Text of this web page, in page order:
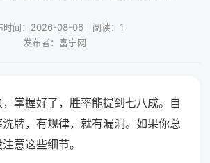
时间：2026-08-06｜阅读：1
发布者：富宁网
掌握好了，胜率能提到七八成。自
牌，有规律，就有漏洞。如果你总
意这些细节。